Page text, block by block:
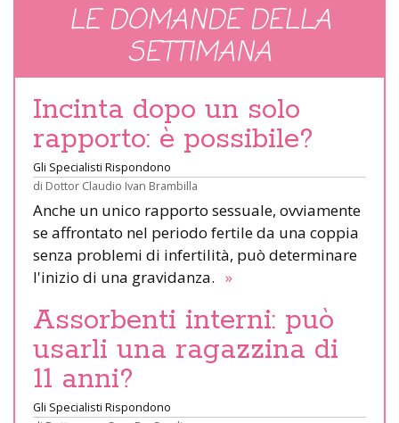
LE DOMANDE DELLA
SETTIMANA
Incinta dopo un solo
rapporto: è possibile?
Gli Specialisti Rispondono
di Dottor Claudio Ivan Brambilla
Anche un unico rapporto sessuale, ovviamente
se affrontato nel periodo fertile da una coppia
senza problemi di infertilità, può determinare
l'inizio di una gravidanza. »
Assorbenti interni: può
usarli una ragazzina di
11 anni?
Gli Specialisti Rispondono